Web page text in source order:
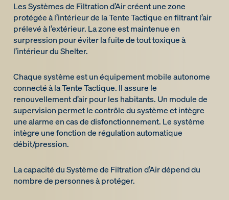
Les Systèmes de Filtration d’Air créent une zone
protégée à l’intérieur de la Tente Tactique en filtrant l’air
prélevé à l’extérieur. La zone est maintenue en
surpression pour éviter la fuite de tout toxique à
l’intérieur du Shelter.
Chaque système est un équipement mobile autonome
connecté à la Tente Tactique. Il assure le
renouvellement d’air pour les habitants. Un module de
supervision permet le contrôle du système et intègre
une alarme en cas de disfonctionnement. Le système
intègre une fonction de régulation automatique
débit/pression.
La capacité du Système de Filtration d’Air dépend du
nombre de personnes à protéger.